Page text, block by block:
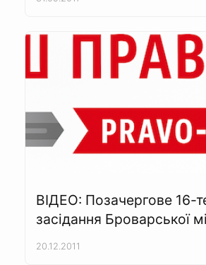
ВІДЕО: Позачергове 16-
засідання Броварської
20.12.2011